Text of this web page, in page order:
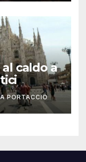
caldo a
PORTACCIO